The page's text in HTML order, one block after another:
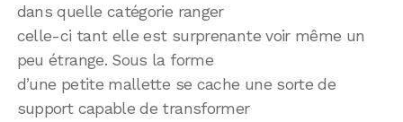
dans quelle catégorie ranger
celle-ci tant elle est surprenante voir même un
peu étrange. Sous la forme
d’une petite mallette se cache une sorte de
support capable de transformer